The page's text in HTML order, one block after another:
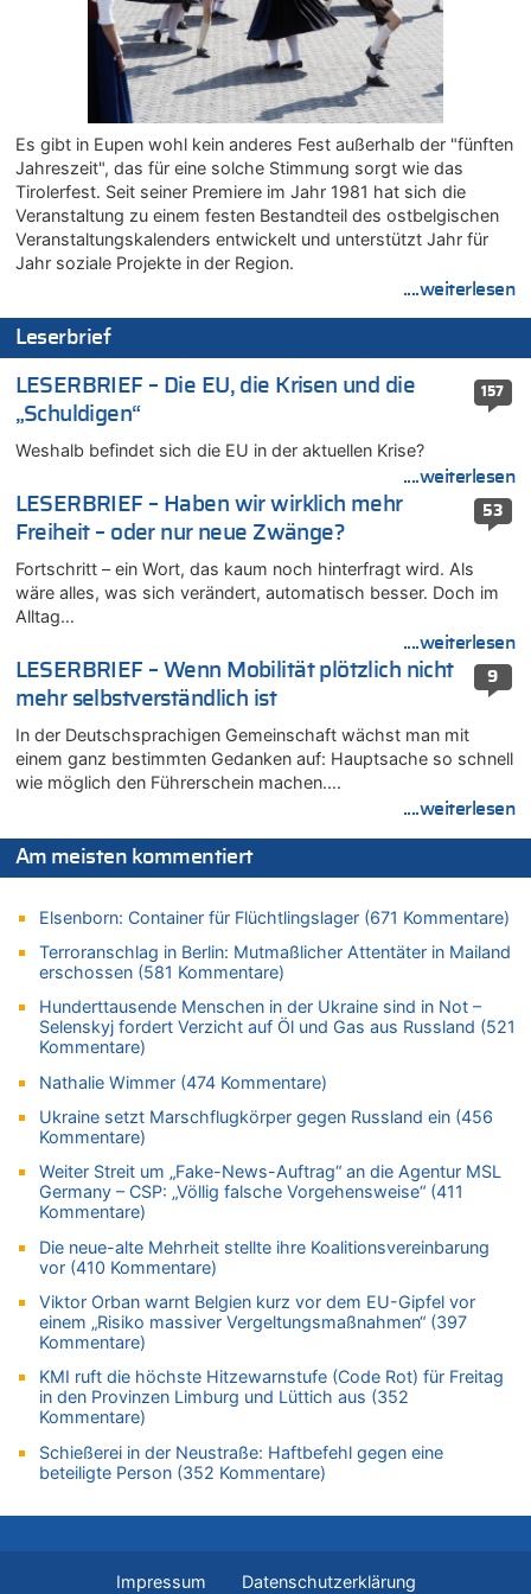
Teufel vorgestellt: „Ist mir eine große Ehre“
07.08.2026 - 15:06 von Wolfgang2 zu
Kollision zwischen Autofahrer und Radfahrer an RAVeL-Weg
07.08.2026 - 14:35 von Vorfahrt zu
In Belgien missachten zwei von drei Autofahrern das
Tempolimit in 30er-Zonen – Untersuchung von Vias
07.08.2026 - 14:33 von Ostbelgien Direkt zu
Offiziell: Van Bommel wird Belgiens Nationaltrainer
07.08.2026 - 13:39 von alter weißer mann zu
Zurück an den Rhein: Hendrich wechselt zum 1. FC Köln
Aachen ab 11. August wieder Mekka des Pferdesports –
07.08.2026 - 13:31 von Guido Scholzen zu
Wasserstand des Rheins in NRW so niedrig wie noch nie
07.08.2026 - 13:23 von JoKrings zu
Tempolimit in 30er-Zonen – Untersuchung von Vias
07.08.2026 - 13:20 von JoKrings zu
In Belgien missachten zwei von drei Autofahrern das
Tempolimit in 30er-Zonen – Untersuchung von Vias
07.08.2026 - 13:04 von Kein Raser zu
In Belgien missachten zwei von drei Autofahrern das
Tempolimit in 30er-Zonen – Untersuchung von Vias
07.08.2026 - 13:01 von Experten? zu
In Belgien missachten zwei von drei Autofahrern das
Tempolimit in 30er-Zonen – Untersuchung von Vias
07.08.2026 - 12:43 von JoKrings zu
Zweite Hitzewelle in diesem Sommer ist jetzt amtlich
In Belgien missachten zwei von drei Autofahrern das
Tempolimit in 30er-Zonen – Untersuchung von Vias
In Belgien missachten zwei von drei Autofahrern das
Tempolimit in 30er-Zonen – Untersuchung von Vias
07.08.2026 - 11:23 von Dax zu
In Belgien missachten zwei von drei Autofahrern das
Tempolimit in 30er-Zonen – Untersuchung von Vias
07.08.2026 - 11:20 von JoKrings zu
In Belgien missachten zwei von drei Autofahrern das
07.08.2026 - 11:15 von Dax zu
07.08.2026 - 11:12 von Frage zu
Wasserstand des Rheins in NRW so niedrig wie noch nie
07.08.2026 - 10:29 von Soso zu
Aachen ab 11. August wieder Mekka des Pferdesports –
Belgien setzt bei Reit-WM auf starke Springreiter
07.08.2026 - 10:23 von Opa zu
In Belgien missachten zwei von drei Autofahrern das
Tempolimit in 30er-Zonen – Untersuchung von Vias
07.08.2026 - 10:05 von Ostbelgien Direkt zu
Soll Belgien Tempolimit auf Autobahnen erhöhen? – In
Tschechien ab 2024 maximal 150 km/h erlaubt
07.08.2026 - 10:05 von N. A. Klar zu
Das 44. Tirolerfest in Eupen in Bildern [Fotogalerie]
Es gibt in Eupen wohl kein anderes Fest außerhalb der "fünften
Jahreszeit", das für eine solche Stimmung sorgt wie das
Tirolerfest. Seit seiner Premiere im Jahr 1981 hat sich die
Veranstaltung zu einem festen Bestandteil des ostbelgischen
Veranstaltungskalenders entwickelt und unterstützt Jahr für
Jahr soziale Projekte in der Region.
....weiterlesen
Leserbrief
157
LESERBRIEF – Die EU, die Krisen und die
„Schuldigen“
Weshalb befindet sich die EU in der aktuellen Krise?
....weiterlesen
53
LESERBRIEF – Haben wir wirklich mehr
Freiheit – oder nur neue Zwänge?
Fortschritt – ein Wort, das kaum noch hinterfragt wird. Als
wäre alles, was sich verändert, automatisch besser. Doch im
Alltag…
....weiterlesen
9
LESERBRIEF – Wenn Mobilität plötzlich nicht
mehr selbstverständlich ist
In der Deutschsprachigen Gemeinschaft wächst man mit
einem ganz bestimmten Gedanken auf: Hauptsache so schnell
wie möglich den Führerschein machen….
....weiterlesen
Am meisten kommentiert
Elsenborn: Container für Flüchtlingslager (671 Kommentare)
Terroranschlag in Berlin: Mutmaßlicher Attentäter in Mailand
erschossen (581 Kommentare)
Hunderttausende Menschen in der Ukraine sind in Not –
Selenskyj fordert Verzicht auf Öl und Gas aus Russland (521
Kommentare)
Nathalie Wimmer (474 Kommentare)
Ukraine setzt Marschflugkörper gegen Russland ein (456
Kommentare)
Weiter Streit um „Fake-News-Auftrag“ an die Agentur MSL
Germany – CSP: „Völlig falsche Vorgehensweise“ (411
Kommentare)
Die neue-alte Mehrheit stellte ihre Koalitionsvereinbarung
vor (410 Kommentare)
Viktor Orban warnt Belgien kurz vor dem EU-Gipfel vor
einem „Risiko massiver Vergeltungsmaßnahmen“ (397
Kommentare)
KMI ruft die höchste Hitzewarnstufe (Code Rot) für Freitag
in den Provinzen Limburg und Lüttich aus (352
Kommentare)
Schießerei in der Neustraße: Haftbefehl gegen eine
beteiligte Person (352 Kommentare)
Impressum Datenschutzerklärung